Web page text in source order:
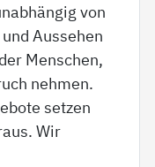
von
Aussehen
Menschen,
nehmen.
setzen
Wir